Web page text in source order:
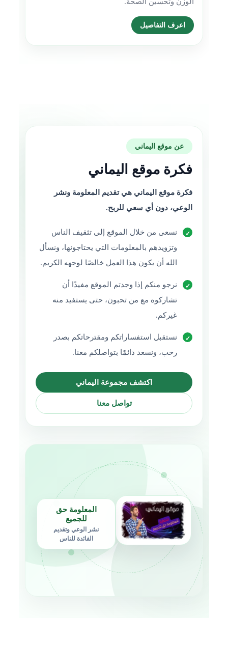
الوزن وتحسين الصحة.
اعرف التفاصيل
عن موقع اليماني
فكرة موقع اليماني
فكرة موقع اليماني هي تقديم المعلومة ونشر
الوعي، دون أي سعي للربح.
نسعى من خلال الموقع إلى تثقيف الناس
وتزويدهم بالمعلومات التي يحتاجونها، ونسأل
الله أن يكون هذا العمل خالصًا لوجهه الكريم.
نرجو منكم إذا وجدتم الموقع مفيدًا أن
تشاركوه مع من تحبون، حتى يستفيد منه
غيركم.
نستقبل استفساراتكم ومقترحاتكم بصدر
رحب، ونسعد دائمًا بتواصلكم معنا.
اكتشف مجموعة اليماني
تواصل معنا
المعلومة حق
للجميع
نشر الوعي وتقديم
الفائدة للناس